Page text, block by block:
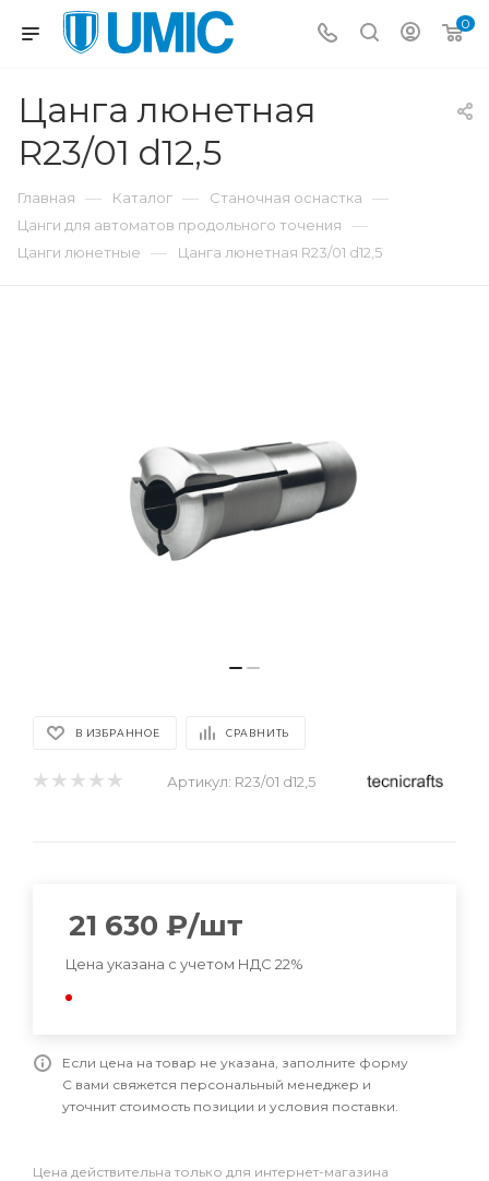
0
Цанга люнетная
R23/01 d12,5
Главная — Каталог — Станочная оснастка —
Цанги для автоматов продольного точения —
Цанги люнетные — Цанга люнетная R23/01 d12,5
В ИЗБРАННОЕ СРАВНИТЬ
Артикул: R23/01 d12,5
21 630 ₽/шт
Цена указана с учетом НДС 22%
Если цена на товар не указана, заполните форму
С вами свяжется персональный менеджер и
уточнит стоимость позиции и условия поставки.
Цена действительна только для интернет-магазина